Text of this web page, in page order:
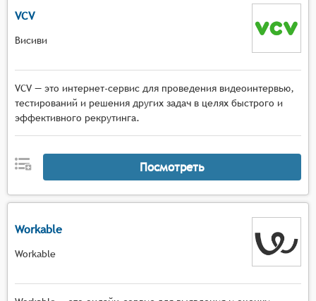
VCV
Висиви
VCV — это интернет-сервис для проведения видеоинтервью,
тестирований и решения других задач в целях быстрого и
эффективного рекрутинга.
Посмотреть
Workable
Workable